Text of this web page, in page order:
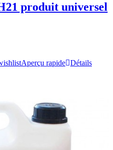
produit universel
Aperçu rapide Détails